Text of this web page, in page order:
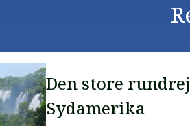
Den store
Sydamerika